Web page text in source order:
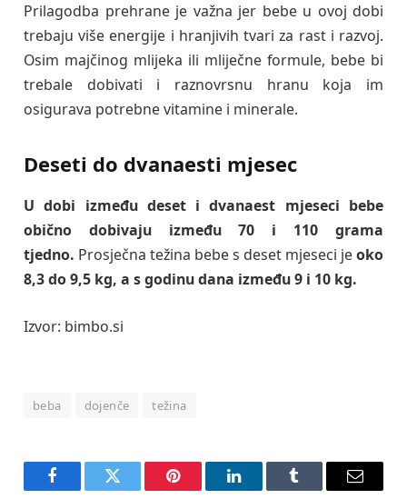
Prilagodba prehrane je važna jer bebe u ovoj dobi
trebaju više energije i hranjivih tvari za rast i razvoj.
Osim majčinog mlijeka ili mliječne formule, bebe bi
trebale dobivati ​​i raznovrsnu hranu koja im
osigurava potrebne vitamine i minerale.
Deseti do dvanaesti mjesec
U dobi između deset i dvanaest mjeseci bebe
obično dobivaju između 70 i 110 grama
tjedno. Prosječna težina bebe s deset mjeseci jeoko
8,3 do 9,5 kg, a s godinu dana između 9 i 10 kg.
Izvor: bimbo.si
beba dojenče težina
FacebookTwitter Pinterest LinkedInTumblr Email